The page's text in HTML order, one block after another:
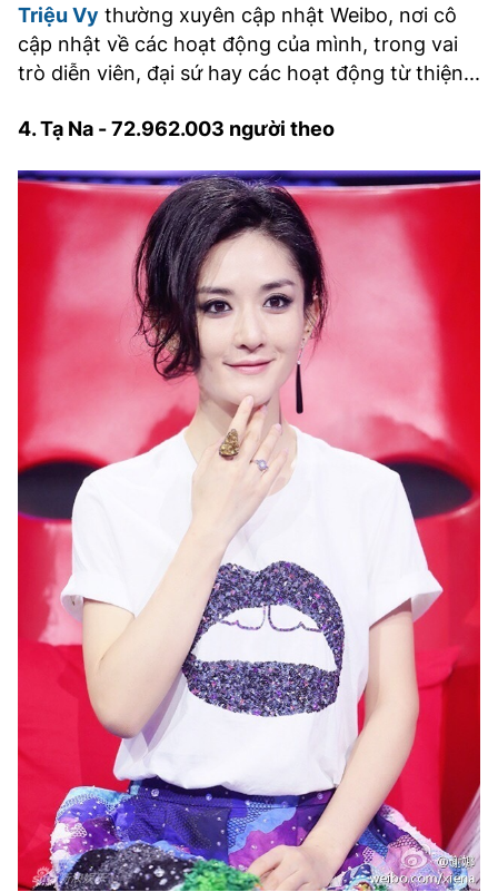
Triệu Vy thường xuyên cập nhật Weibo, nơi cô
cập nhật về các hoạt động của mình, trong vai
trò diễn viên, đại sứ hay các hoạt động từ thiện...
4. Tạ Na - 72.962.003 người theo